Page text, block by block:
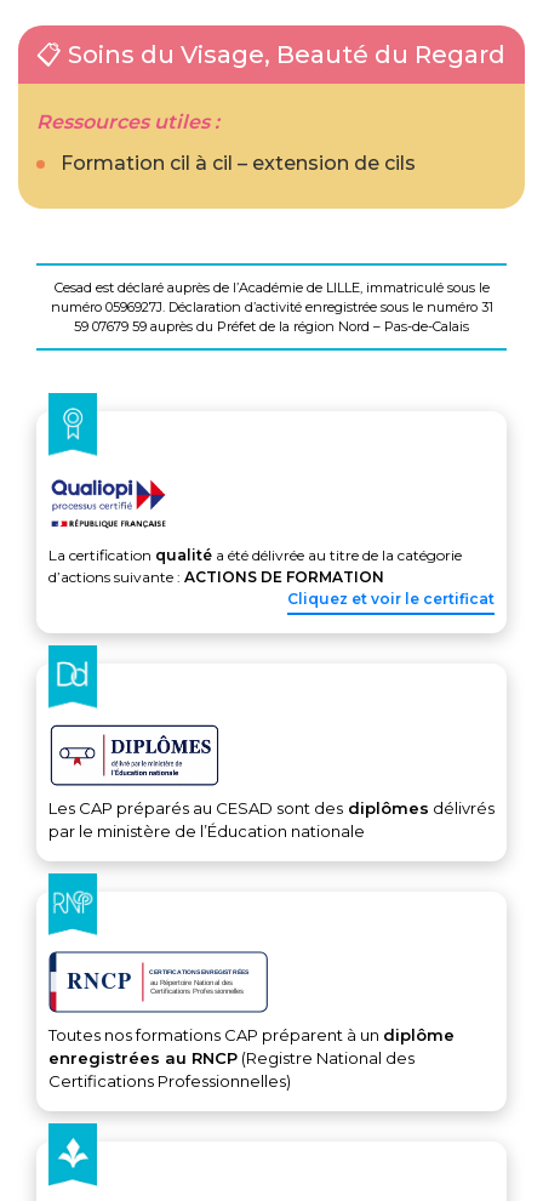
📋 Soins du Visage, Beauté du Regard
Ressources utiles :
Formation cil à cil – extension de cils
Cesad est déclaré auprès de l’Académie de LILLE, immatriculé sous le
numéro 0596927J. Déclaration d’activité enregistrée sous le numéro 31
59 07679 59 auprès du Préfet de la région Nord – Pas-de-Calais
La certification qualité a été délivrée au titre de la catégorie
d’actions suivante : ACTIONS DE FORMATION
Cliquez et voir le certificat
Les CAP préparés au CESAD sont des diplômes délivrés
par le ministère de l’Éducation nationale
Toutes nos formations CAP préparent à un diplôme
enregistrées au RNCP (Registre National des
Certifications Professionnelles)